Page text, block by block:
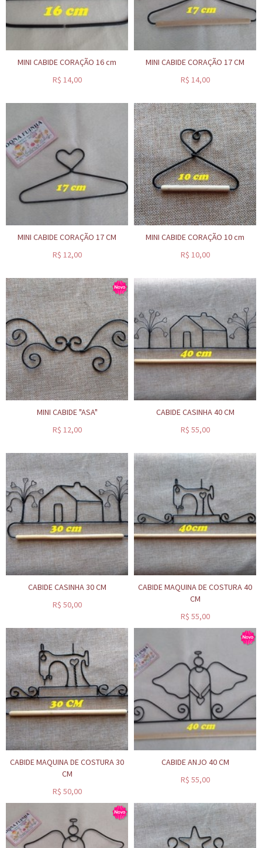
MINI CABIDE CORAÇÃO 16 cm
R$ 14,00
MINI CABIDE CORAÇÃO 17 CM
R$ 14,00
MINI CABIDE CORAÇÃO 17 CM
R$ 12,00
MINI CABIDE CORAÇÃO 10 cm
R$ 10,00
MINI CABIDE "ASA"
R$ 12,00
CABIDE CASINHA 40 CM
R$ 55,00
CABIDE CASINHA 30 CM
R$ 50,00
CABIDE MAQUINA DE COSTURA 40
CM
R$ 55,00
CABIDE MAQUINA DE COSTURA 30
CM
R$ 50,00
CABIDE ANJO 40 CM
R$ 55,00